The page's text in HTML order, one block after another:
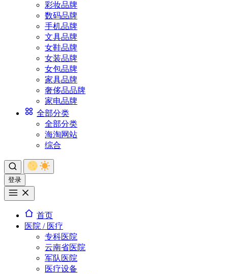
彩妆品牌
数码品牌
手机品牌
文具品牌
女鞋品牌
女装品牌
女包品牌
家具品牌
奢侈品品牌
家电品牌
全部分类
全部分类
海淘网站
综合
登录
首页
医院 / 医疗
专科医院
云南省医院
军队医院
医疗设备